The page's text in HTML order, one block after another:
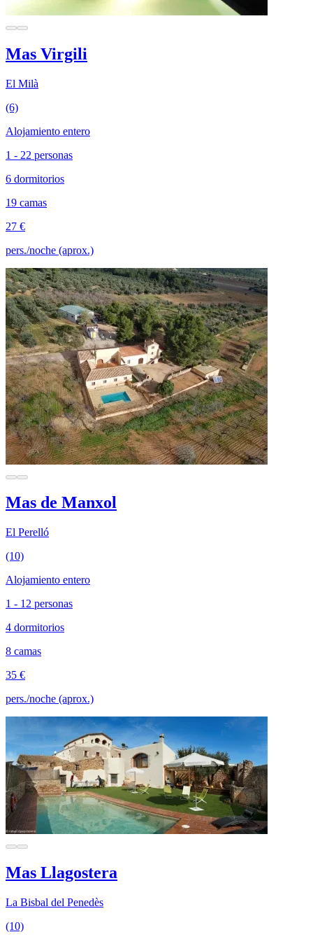
Mas Virgili
El Milà
(6)
Alojamiento entero
1 - 22 personas
6 dormitorios
19 camas
27 €
pers./noche (aprox.)
Mas de Manxol
El Perelló
(10)
Alojamiento entero
1 - 12 personas
4 dormitorios
8 camas
35 €
pers./noche (aprox.)
Mas Llagostera
La Bisbal del Penedès
(10)